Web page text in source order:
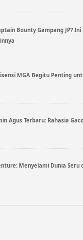
Bounty Gampang JP?
MGA Begitu Penting
Agus Terbaru: Rahasia
Menyelami Dunia Seru